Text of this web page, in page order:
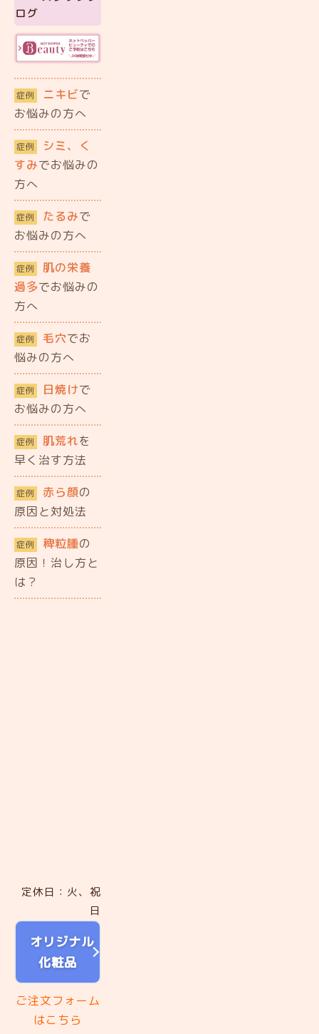
ログ
症例 ニキビで
お悩みの方へ
症例
シミ、く
すみでお悩みの
方へ
症例 たるみで
お悩みの方へ
症例
肌の栄養
過多でお悩みの
方へ
症例 毛穴でお
悩みの方へ
症例 日焼けで
お悩みの方へ
症例 肌荒れを
早く治す方法
症例 赤ら顔の
原因と対処法
症例 稗粒腫の
原因！治し方と
は？
定休日：火、祝
日
オリジナル
化粧品
ご注文フォーム
はこちら